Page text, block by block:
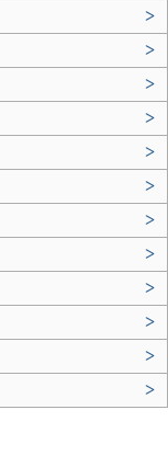
>
>
>
>
>
>
>
>
>
>
>
>